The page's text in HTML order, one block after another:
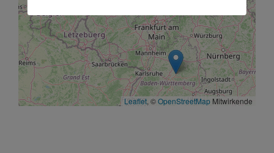
Leaflet , ©OpenStreetMap Mitwirkende